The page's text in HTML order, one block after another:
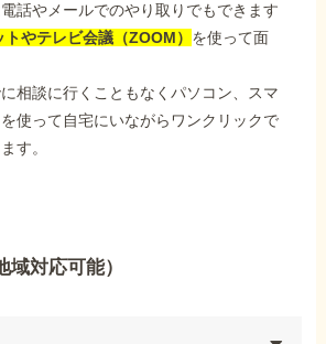
話やメールでのやり取りでもできます
やテレビ会議（ZOOM） を使って面
相談に行くこともなくパソコン、スマ
使って自宅にいながらワンクリックで
す。
対応可能）